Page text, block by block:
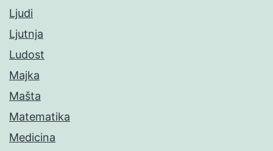
Ljudi
Ljutnja
Ludost
Majka
Mašta
Matematika
Medicina